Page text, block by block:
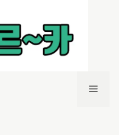
메